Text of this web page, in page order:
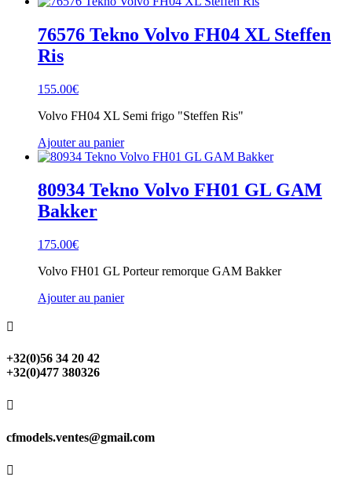
76576 Tekno Volvo FH04 XL Steffen
Ris
155.00€
Volvo FH04 XL Semi frigo "Steffen Ris"
Ajouter au panier
80934 Tekno Volvo FH01 GL GAM
Bakker
175.00€
Volvo FH01 GL Porteur remorque GAM Bakker
Ajouter au panier

+32(0)56 34 20 42
+32(0)477 380326

cfmodels.ventes@gmail.com
